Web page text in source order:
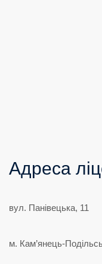
Адреса
вул. Панівецька, 11
м. Кам’янець-